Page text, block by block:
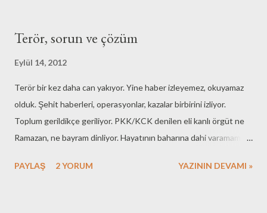
duymuştur; bunu yaparlarsa -tabi nitelikli bir şekilde- oyumun
yılında dershaneleri kaldıracaklarını söyledi. Hemen eğitim
bakanına sordular; çalışmayı doğruladı. Ancak orta öğretim
seviyesinde belki ama lise seviyesinde yani üniversite hazırlık
kurslarında bunun çok zor olduğunu söyledi. Sebep olarak sınav...
Terör, sorun ve çözüm
Eylül 14, 2012
Terör bir kez daha can yakıyor. Yine haber izleyemez, okuyamaz
olduk. Şehit haberleri, operasyonlar, kazalar birbirini izliyor.
Toplum gerildikçe geriliyor. PKK/KCK denilen eli kanlı örgüt ne
Ramazan, ne bayram dinliyor. Hayatının baharına dahi varamamış
"sivillere yönelmiş şiddet" kavramı çok yanlış bir söylem. Bir asker
PAYLAŞ 2 YORUM YAZININ DEVAMI »